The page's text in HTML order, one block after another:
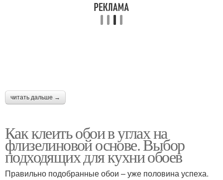
читать дальше →
Как клеить обои в углах на
флизелиновой основе. Выбор
подходящих для кухни обоев
Правильно подобранные обои – уже половина успеха.